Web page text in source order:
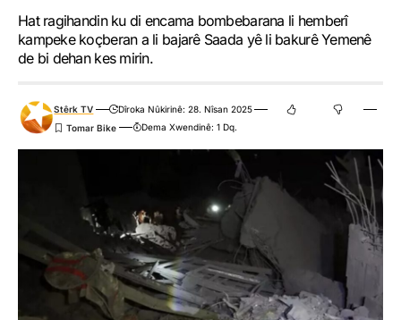
Hat ragihandin ku di encama bombebarana li hemberî
kampeke koçberan a li bajarê Saada yê li bakurê Yemenê
de bi dehan kes mirin.
Stêrk TV
Dîroka Nûkirinê: 28. Nîsan 2025
Dema Xwendinê: 1 Dq.